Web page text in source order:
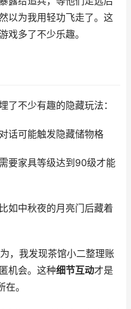
以为我用轻功飞走了。这
戏多了不少乐趣。
了不少有趣的隐藏玩法：
话可能触发隐藏储物格
要家具等级达到90级才能
如中秋夜的月亮门后藏着
，我发现茶馆小二整理账
机会。这种细节互动才是
。